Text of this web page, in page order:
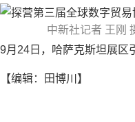
中新社记者 王刚
9月24日，哈萨克斯坦展区
【编辑：田博川】